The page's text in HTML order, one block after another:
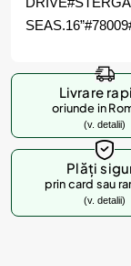
Livrare
oriunde in
(v. detalii)
Plăți
prin card sau
(v. detalii)